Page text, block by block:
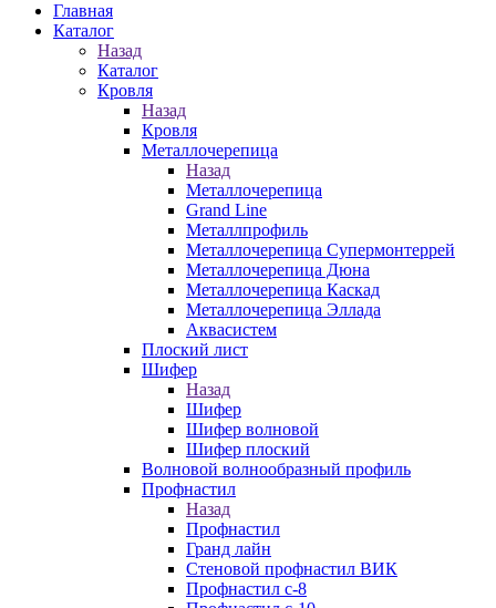
Главная
Каталог
Назад
Каталог
Кровля
Назад
Кровля
Металлочерепица
Назад
Металлочерепица
Grand Line
Металлпрофиль
Металлочерепица Супермонтеррей
Металлочерепица Дюна
Металлочерепица Каскад
Металлочерепица Эллада
Аквасистем
Плоский лист
Шифер
Назад
Шифер
Шифер волновой
Шифер плоский
Волновой волнообразный профиль
Профнастил
Назад
Профнастил
Гранд лайн
Стеновой профнастил ВИК
Профнастил с-8